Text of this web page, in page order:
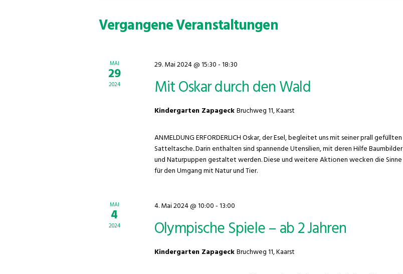
Vergangene Veranstaltungen
MAI
29
2024
29. Mai 2024 @ 15:30-18:30
Mit Oskar durch den Wald
Kindergarten ZapageckBruchweg 11, Kaarst
ANMELDUNG ERFORDERLICH Oskar, der Esel, begleitet uns mit seiner prall gefüllten
Satteltasche. Darin enthalten sind spannende Utensilien, mit deren Hilfe Baumbilder
und Naturpuppen gestaltet werden. Diese und weitere Aktionen wecken die Sinne
für den Umgang mit Natur und Tier.
MAI
4
2024
4. Mai 2024 @ 10:00-13:00
Olympische Spiele – ab 2 Jahren
Kindergarten ZapageckBruchweg 11, Kaarst